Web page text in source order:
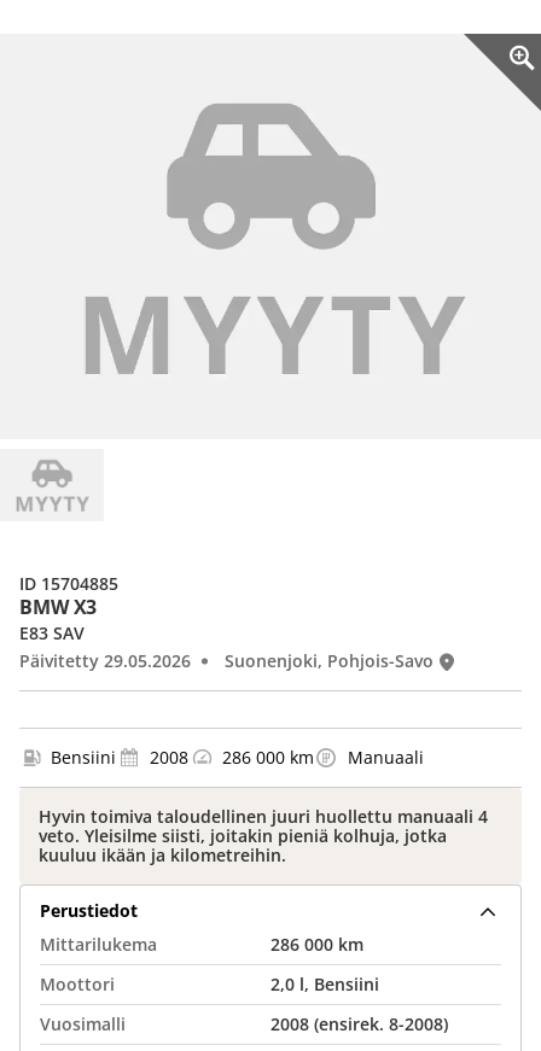
BMW X3
E83 SAV
Päivitetty 29.05.2026
Suonenjoki, Pohjois-Savo
ID 15704885
Bensiini 2008 286 000 km Manuaali
Hyvin toimiva taloudellinen juuri huollettu manuaali 4
veto. Yleisilme siisti, joitakin pieniä kolhuja, jotka
kuuluu ikään ja kilometreihin.
Perustiedot
Mittarilukema
286 000 km
Moottori
2,0 l, Bensiini
Vuosimalli
2008 (ensirek. 8-2008)